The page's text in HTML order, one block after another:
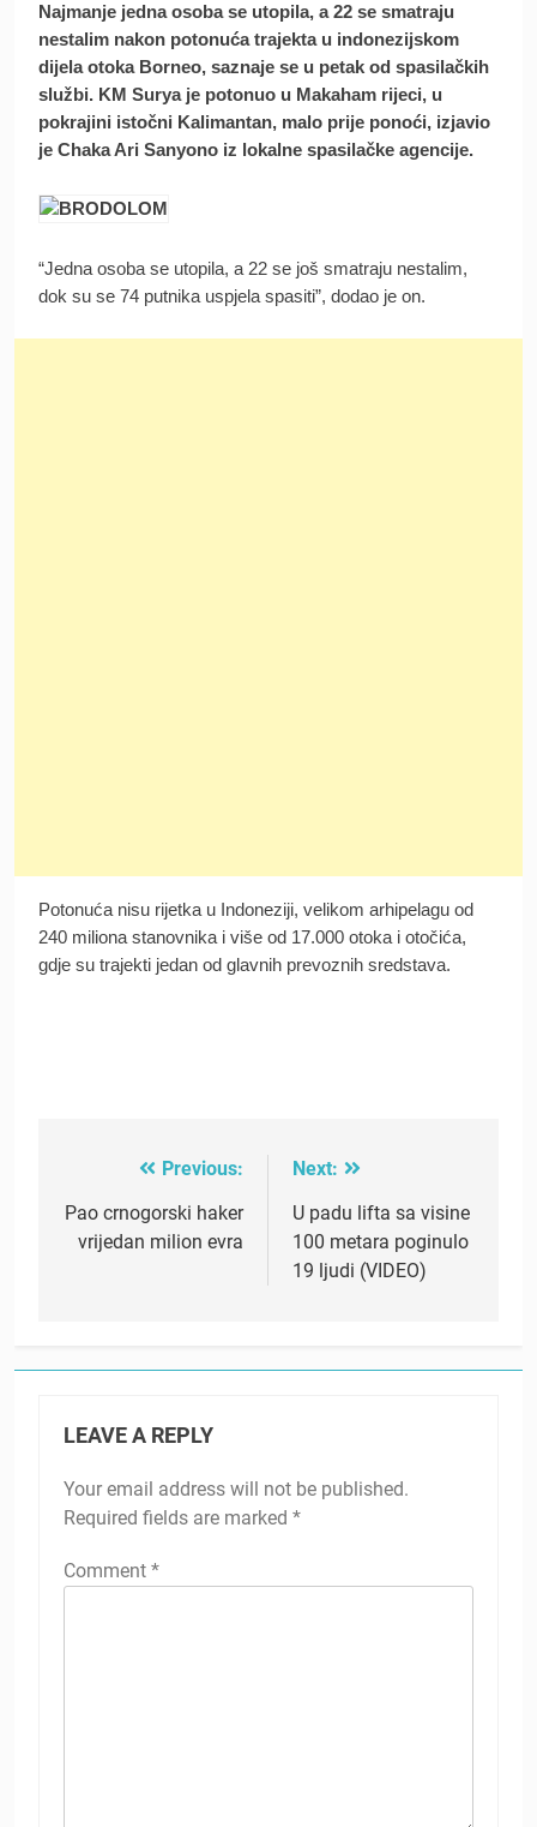
Najmanje jedna osoba se utopila, a 22 se smatraju
nestalim nakon potonuća trajekta u indonezijskom
dijela otoka Borneo, saznaje se u petak od spasilačkih
službi. KM Surya je potonuo u Makaham rijeci, u
pokrajini istočni Kalimantan, malo prije ponoći, izjavio
je Chaka Ari Sanyono iz lokalne spasilačke agencije.
“Jedna osoba se utopila, a 22 se još smatraju nestalim,
dok su se 74 putnika uspjela spasiti”, dodao je on.
Potonuća nisu rijetka u Indoneziji, velikom arhipelagu od
240 miliona stanovnika i više od 17.000 otoka i otočića,
gdje su trajekti jedan od glavnih prevoznih sredstava.
navigation
Previous:
Pao crnogorski haker
vrijedan milion evra
Next:
U padu lifta sa visine
100 metara poginulo
19 ljudi (VIDEO)
LEAVE A REPLY
Your email address will not be published.
Required fields are marked *
Comment *